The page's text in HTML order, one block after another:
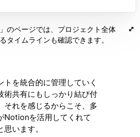
のページでは、プロジェクト全体
タイムラインも確認できます。
トを統合的に管理していく
術共有にもしっかり結び付
それを感じるからこそ、多
Notionを活用してくれて
います。